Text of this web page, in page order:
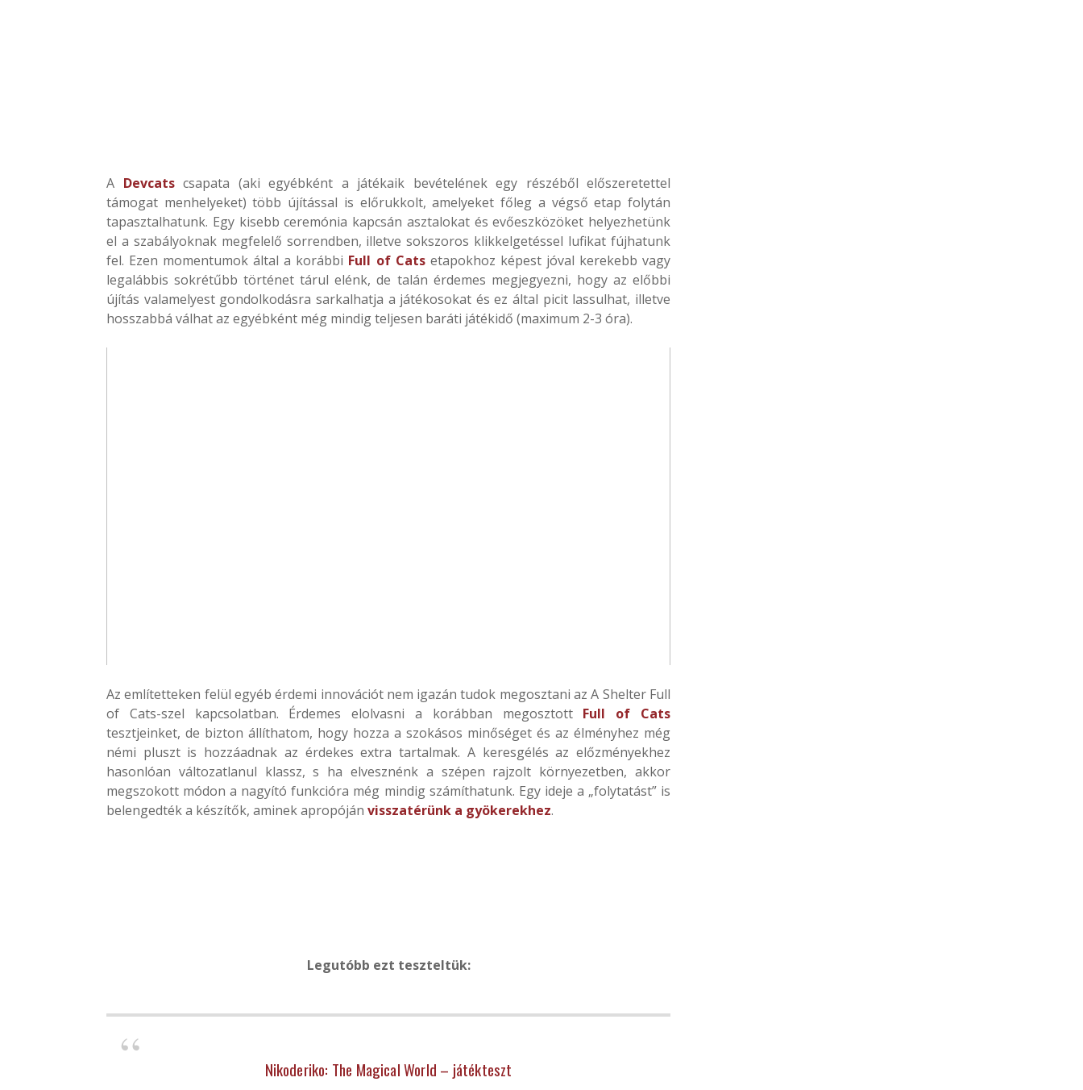
A Devcatscsapata (aki egyébként a játékaik bevételének egy részéből előszeretettel
támogat menhelyeket) több újítással is előrukkolt, amelyeket főleg a végső etap folytán
tapasztalhatunk. Egy kisebb ceremónia kapcsán asztalokat és evőeszközöket helyezhetünk
el a szabályoknak megfelelő sorrendben, illetve sokszoros klikkelgetéssel lufikat fújhatunk
fel. Ezen momentumok által a korábbi Full of Catsetapokhoz képest jóval kerekebb vagy
legalábbis sokrétűbb történet tárul elénk, de talán érdemes megjegyezni, hogy az előbbi
újítás valamelyest gondolkodásra sarkalhatja a játékosokat és ez által picit lassulhat, illetve
hosszabbá válhat az egyébként még mindig teljesen baráti játékidő (maximum 2-3 óra).
Az említetteken felül egyéb érdemi innovációt nem igazán tudok megosztani az A Shelter Full
of Cats-szel kapcsolatban. Érdemes elolvasni a korábban megosztott Full of Cats
tesztjeinket, de bizton állíthatom, hogy hozza a szokásos minőséget és az élményhez még
némi pluszt is hozzáadnak az érdekes extra tartalmak. A keresgélés az előzményekhez
hasonlóan változatlanul klassz, s ha elvesznénk a szépen rajzolt környezetben, akkor
megszokott módon a nagyító funkcióra még mindig számíthatunk. Egy ideje a „folytatást” is
belengedték a készítők, aminek apropóján visszatérünk a gyökerekhez.
Legutóbb ezt teszteltük:
Nikoderiko: The Magical World – játékteszt